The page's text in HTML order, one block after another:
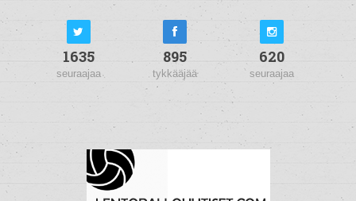
1635
seuraajaa
895
tykkääjää
620
seuraajaa